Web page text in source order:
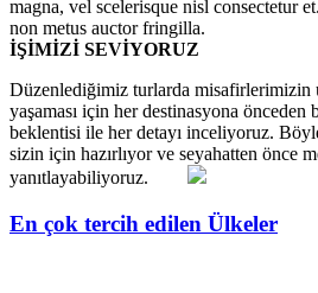
magna, vel scelerisque nisl consectetur
non metus auctor fringilla.
İŞİMİZİ SEVİYORUZ
Düzenlediğimiz turlarda misafirlerimizin
yaşaması için her destinasyona
beklentisi ile her detayı inceliyoruz.
sizin için hazırlıyor ve seyahatten önce
yanıtlayabiliyoruz.
En çok tercih edilen Ülkeler